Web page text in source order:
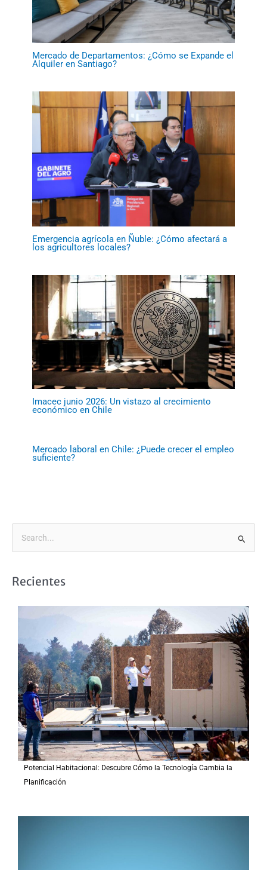
Mercado de Departamentos: ¿Cómo se Expande el
Alquiler en Santiago?
Emergencia agrícola en Ñuble: ¿Cómo afectará a
los agricultores locales?
Imacec junio 2026: Un vistazo al crecimiento
económico en Chile
Mercado laboral en Chile: ¿Puede crecer el empleo
suficiente?
cRecientes
Potencial Habitacional: Descubre Cómo la Tecnología Cambia la
Planificación